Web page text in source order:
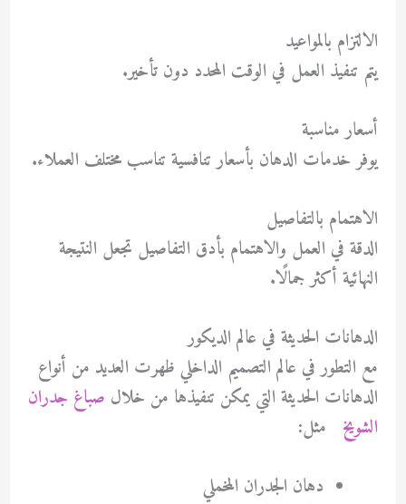
الالتزام بالمواعيد
يتم تنفيذ العمل في الوقت المحدد دون تأخير.
أسعار مناسبة
يوفر خدمات الدهان بأسعار تنافسية تناسب مختلف العملاء.
الاهتمام بالتفاصيل
الدقة في العمل والاهتمام بأدق التفاصيل تجعل النتيجة
النهائية أكثر جمالًا.
الدهانات الحديثة في عالم الديكور
مع التطور في عالم التصميم الداخلي ظهرت العديد من أنواع
الدهانات الحديثة التي يمكن تنفيذها من خلال صباغ جدران
الشويخ مثل:
دهان الجدران المخملي